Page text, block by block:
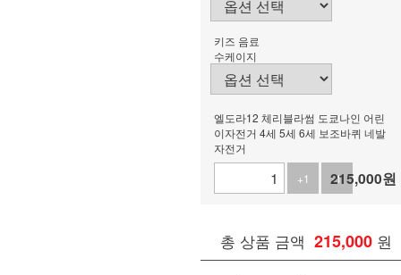
키즈 음료
수케이지
엘도라12 체리블라썸 도쿄나인 어린
이자전거 4세 5세 6세 보조바퀴 네발
자전거
+1
-1
215,000원
총 상품 금액 215,000 원